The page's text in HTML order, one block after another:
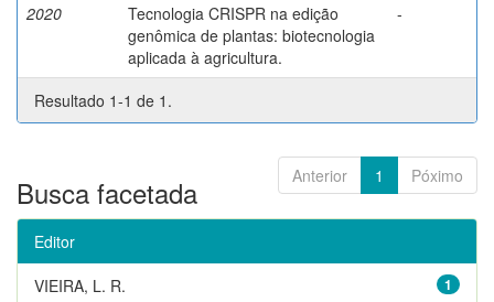
2020
Tecnologia CRISPR na edição
genômica de plantas: biotecnologia
aplicada à agricultura.
-
Resultado 1-1 de 1.
Anterior 1 Póximo
Busca facetada
Editor
1
VIEIRA, L. R.